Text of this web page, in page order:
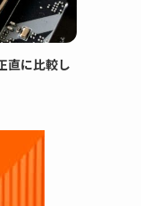
直に比較し